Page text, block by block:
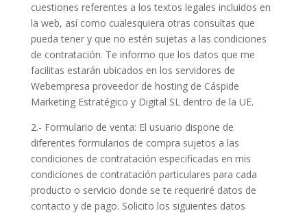
cuestiones referentes a los textos legales incluidos en
la web, así como cualesquiera otras consultas que
pueda tener y que no estén sujetas a las condiciones
de contratación. Te informo que los datos que me
facilitas estarán ubicados en los servidores de
Webempresa proveedor de hosting de Cáspide
Marketing Estratégico y Digital SL dentro de la UE.
2.- Formulario de venta: El usuario dispone de
diferentes formularios de compra sujetos a las
condiciones de contratación especificadas en mis
condiciones de contratación particulares para cada
producto o servicio donde se te requeriré datos de
contacto y de pago. Solicito los siguientes datos